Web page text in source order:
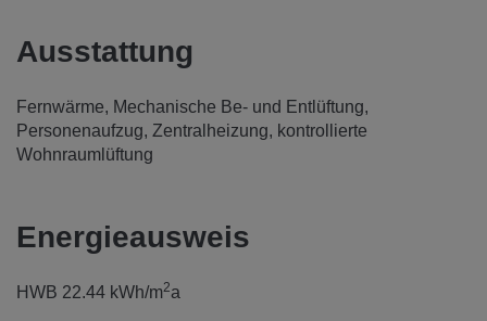
Ausstattung
Fernwärme
Mechanische Be- und Entlüftung
Personenaufzug Zentralheizung
kontrollierte
Wohnraumlüftung
Energieausweis
HWB 22.44 kWh/m2a